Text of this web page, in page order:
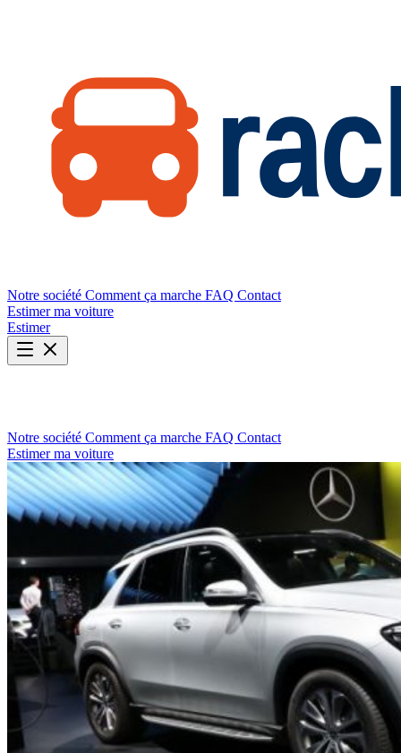
Notre société Comment ça marche FAQ Contact
Estimer ma voiture
Estimer
Notre société Comment ça marche FAQ Contact
Estimer ma voiture